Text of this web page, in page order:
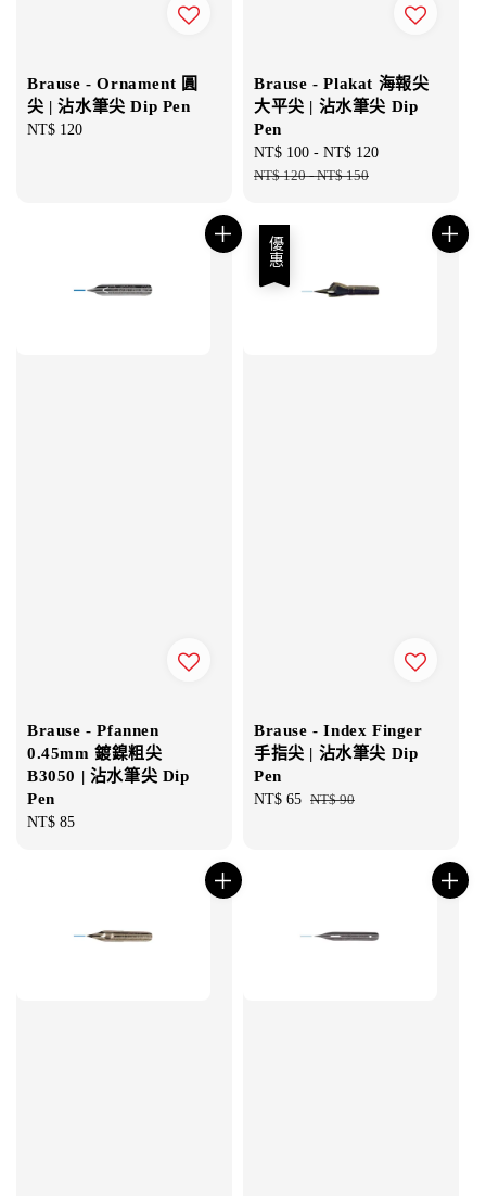
Brause - Ornament 圓
尖 | 沾水筆尖 Dip Pen
Regular
NT$ 120
Brause - Plakat 海報尖
大平尖 | 沾水筆尖 Dip
Pen
Sale
price
NT$ 100 - NT$ 120
NT$ 120-NT$ 150
Brause - Pfannen
0.45mm 鍍鎳粗尖
B3050 | 沾水筆尖 Dip
Pen
Regular
NT$ 85
優惠
Brause - Index Finger
手指尖 | 沾水筆尖 Dip
Pen
Sale
NT$ 65 Regular
NT$ 90